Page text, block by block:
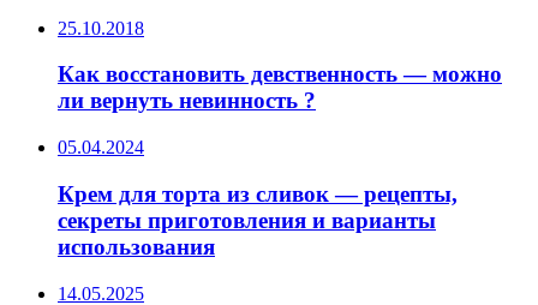
25.10.2018
Как восстановить девственность — можно
ли вернуть невинность ?
05.04.2024
Крем для торта из сливок — рецепты,
секреты приготовления и варианты
использования
14.05.2025